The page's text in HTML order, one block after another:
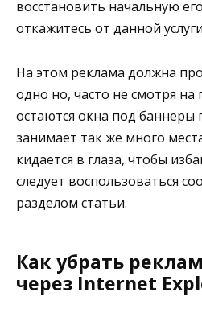
восстановить начальную
откажитесь от данной
На этом реклама должна
одно но, часто не смотря
остаются окна под баннеры
занимает так же много
кидается в глаза, чтобы
следует воспользоваться
разделом статьи.
Как убрать
через Internet